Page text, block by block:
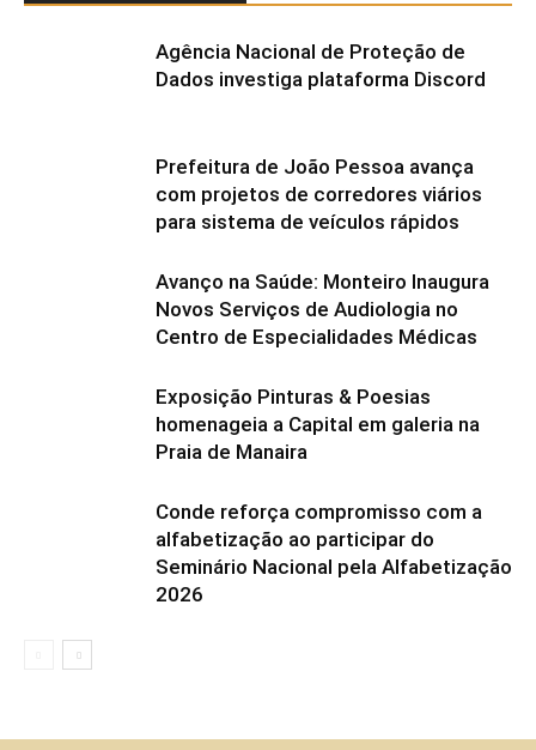
Agência Nacional de Proteção de
Dados investiga plataforma Discord
Prefeitura de João Pessoa avança
com projetos de corredores viários
para sistema de veículos rápidos
Avanço na Saúde: Monteiro Inaugura
Novos Serviços de Audiologia no
Centro de Especialidades Médicas
Exposição Pinturas & Poesias
homenageia a Capital em galeria na
Praia de Manaira
Conde reforça compromisso com a
alfabetização ao participar do
Seminário Nacional pela Alfabetização
2026